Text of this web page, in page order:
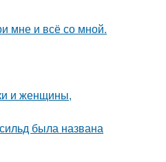
мне и всё со мной.
и женщины,
была названа